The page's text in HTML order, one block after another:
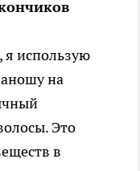
я использую
на
Это
в